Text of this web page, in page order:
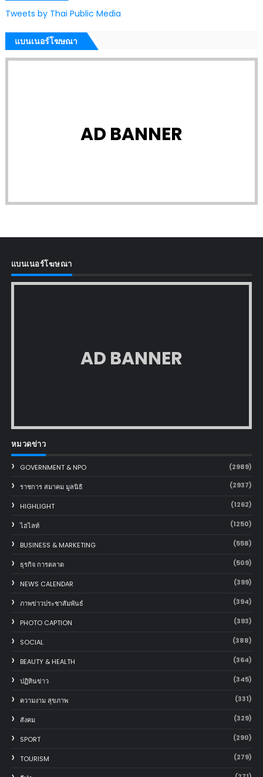
Tweets by Thai Public Media
แบนเนอร์โฆษณา
AD BANNER
แบนเนอร์โฆษณา
AD BANNER
หมวดข่าว
GOVERNMENT & NPO (2989)
ราชการ สมาคม มูลนิธิ (2937)
HIGHLIGHT (1262)
ไฮไลท์ (1250)
BUSINESS & MARKETING (558)
ธุรกิจ การตลาด (509)
NEWS CALENDAR (399)
ภาพข่าวประชาสัมพันธ์ (394)
PHOTO CAPTION (393)
SOCIAL (388)
BEAUTY & HEALTH (364)
ปฏิทินข่าว (345)
ความงาม สุขภาพ (331)
สังคม (329)
SPORT (290)
TOURISM (279)